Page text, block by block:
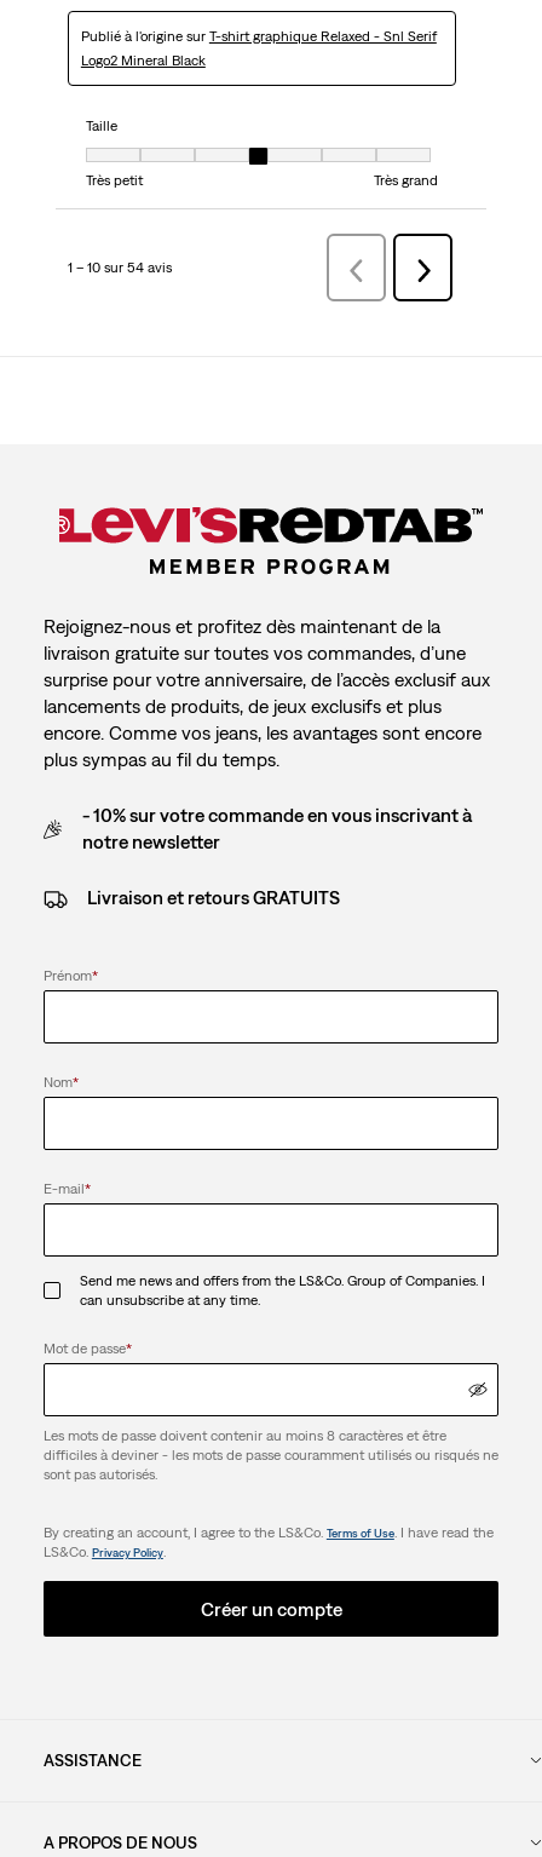
Publié à l'origine sur T-shirt graphique Relaxed - Snl Serif
Logo2 Mineral Black
Taille
Taille, 4 sur 7, où 1 est égal à Très petit et 7 est égal à Très grand
Très petit
Très grand
1 – 10 sur 54 avis PrécédentavisSuivant
avis
Rejoignez-nous et profitez dès maintenant de la
livraison gratuite sur toutes vos commandes, d’une
surprise pour votre anniversaire, de l’accès exclusif aux
lancements de produits, de jeux exclusifs et plus
encore. Comme vos jeans, les avantages sont encore
plus sympas au fil du temps.
- 10% sur votre commande en vous inscrivant à
notre newsletter
Livraison et retours GRATUITS
Prénom*
Nom*
E-mail*
Send me news and offers from the LS&Co. Group of Companies. I
can unsubscribe at any time.
Mot de passe*
Les mots de passe doivent contenir au moins 8 caractères et être
difficiles à deviner - les mots de passe couramment utilisés ou risqués ne
sont pas autorisés.
By creating an account, I agree to the LS&Co. Terms of Use. I have read the
LS&Co. Privacy Policy.
Créer un compte
ASSISTANCE
A PROPOS DE NOUS